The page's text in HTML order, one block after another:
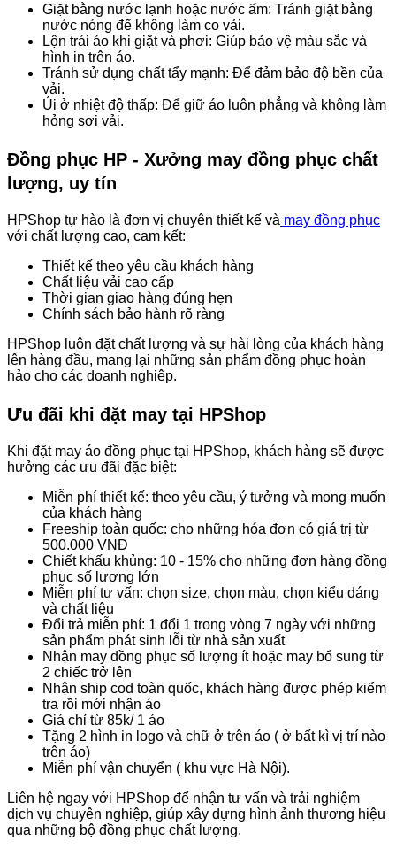
Giặt bằng nước lạnh hoặc nước ấm: Tránh giặt bằng
nước nóng để không làm co vải.
Lộn trái áo khi giặt và phơi: Giúp bảo vệ màu sắc và
hình in trên áo.
Tránh sử dụng chất tẩy mạnh: Để đảm bảo độ bền của
vải.
Ủi ở nhiệt độ thấp: Để giữ áo luôn phẳng và không làm
hỏng sợi vải.
Đồng phục HP - Xưởng may đồng phục chất
lượng, uy tín
HPShop tự hào là đơn vị chuyên thiết kế và may đồng phục
với chất lượng cao, cam kết:
Thiết kế theo yêu cầu khách hàng
Chất liệu vải cao cấp
Thời gian giao hàng đúng hẹn
Chính sách bảo hành rõ ràng
HPShop luôn đặt chất lượng và sự hài lòng của khách hàng
lên hàng đầu, mang lại những sản phẩm đồng phục hoàn
hảo cho các doanh nghiệp.
Ưu đãi khi đặt may tại HPShop
Khi đặt may áo đồng phục tại HPShop, khách hàng sẽ được
hưởng các ưu đãi đặc biệt:
Miễn phí thiết kế: theo yêu cầu, ý tưởng và mong muốn
của khách hàng
Freeship toàn quốc: cho những hóa đơn có giá trị từ
500.000 VNĐ
Chiết khấu khủng: 10 - 15% cho những đơn hàng đồng
phục số lượng lớn
Miễn phí tư vấn: chọn size, chọn màu, chọn kiểu dáng
và chất liệu
Đổi trả miễn phí: 1 đổi 1 trong vòng 7 ngày với những
sản phẩm phát sinh lỗi từ nhà sản xuất
Nhận may đồng phục số lượng ít hoặc may bổ sung từ
2 chiếc trở lên
Nhận ship cod toàn quốc, khách hàng được phép kiểm
tra rồi mới nhận áo
Giá chỉ từ 85k/ 1 áo
Tặng 2 hình in logo và chữ ở trên áo ( ở bất kì vị trí nào
trên áo)
Miễn phí vận chuyển ( khu vực Hà Nội).
Liên hệ ngay với HPShop để nhận tư vấn và trải nghiệm
dịch vụ chuyên nghiệp, giúp xây dựng hình ảnh thương hiệu
qua những bộ đồng phục chất lượng.